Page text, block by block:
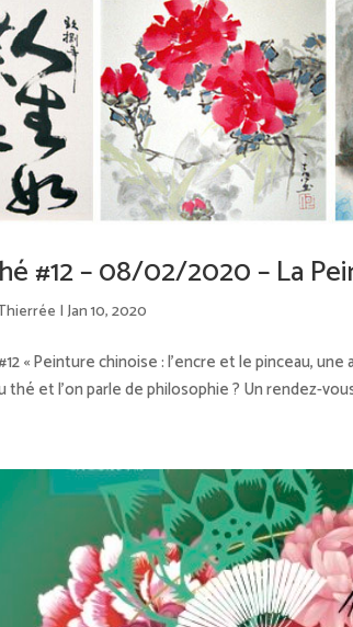
#12 – 08/02/2020 – La
|Jan 10, 2020
« Peinture chinoise : l’encre et le pinceau,
thé et l’on parle de philosophie ? Un rendez-